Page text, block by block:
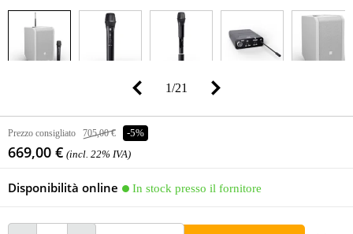
1/21
Prezzo consigliato 705,00 € -5%
669,00 € (incl. 22% IVA)
Disponibilità online In stock presso il fornitore